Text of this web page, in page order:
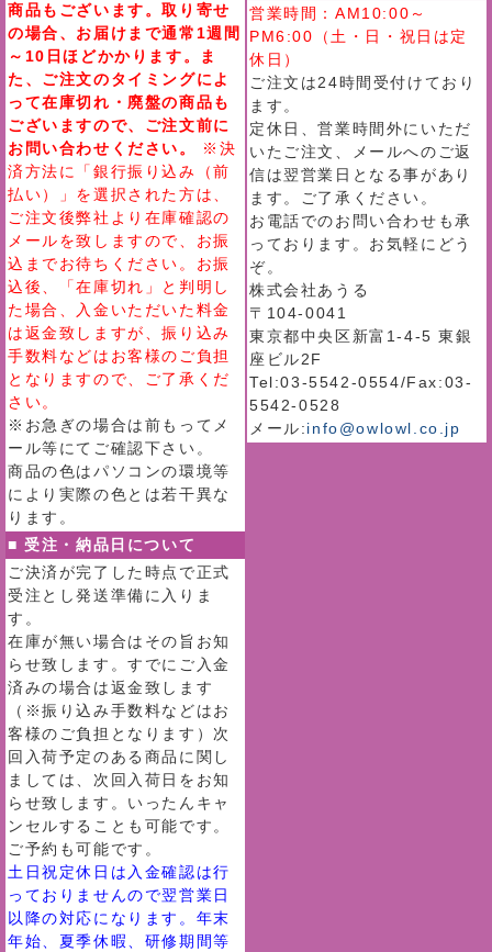
商品もございます。取り寄せ
の場合、お届けまで通常1週間
～10日ほどかかります。ま
た、ご注文のタイミングによ
って在庫切れ・廃盤の商品も
ございますので、ご注文前に
お問い合わせください。
※決
済方法に「銀行振り込み（前
払い）」を選択された方は、
ご注文後弊社より在庫確認の
メールを致しますので、お振
込までお待ちください。お振
込後、「在庫切れ」と判明し
た場合、入金いただいた料金
は返金致しますが、振り込み
手数料などはお客様のご負担
となりますので、ご了承くだ
さい。
※お急ぎの場合は前もってメ
ール等にてご確認下さい。
商品の色はパソコンの環境等
により実際の色とは若干異な
ります。
■ 受注・納品日について
ご決済が完了した時点で正式
受注とし発送準備に入りま
す。
在庫が無い場合はその旨お知
らせ致します。すでにご入金
済みの場合は返金致します
（※振り込み手数料などはお
客様のご負担となります）次
回入荷予定のある商品に関し
ましては、次回入荷日をお知
らせ致します。いったんキャ
ンセルすることも可能です。
ご予約も可能です。
土日祝定休日は入金確認は行
っておりませんので翌営業日
以降の対応になります。年末
年始、夏季休暇、研修期間等
営業時間：AM10:00～
PM6:00（土・日・祝日は定
休日）
ご注文は24時間受付けており
ます。
定休日、営業時間外にいただ
いたご注文、メールへのご返
信は翌営業日となる事があり
ます。ご了承ください。
お電話でのお問い合わせも承
っております。お気軽にどう
ぞ。
株式会社あうる
〒104-0041
東京都中央区新富1-4-5 東銀
座ビル2F
Tel:03-5542-0554/Fax:03-
5542-0528
メール:info@owlowl.co.jp